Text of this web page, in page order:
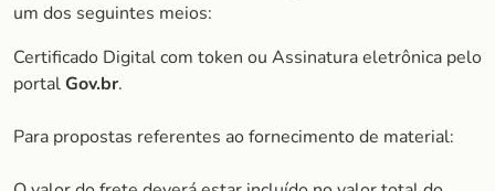
um dos seguintes meios:
Certificado Digital com token ou Assinatura eletrônica pelo
portalGov.br.
Para propostas referentes ao fornecimento de material: